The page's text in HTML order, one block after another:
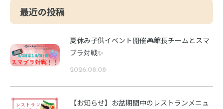
最近の投稿
夏休み子供イベント開催🎮館長チームとスマ
ブラ対戦✨
2026.08.08
【お知らせ】お盆期間中のレストランメニュ